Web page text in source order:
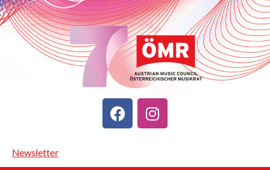
Newsletter